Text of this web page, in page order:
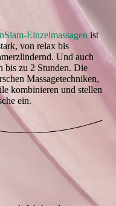
Einzelmassagenist
von relax bis
Und auch
zu 2 Stunden. Die
Massagetechniken,
kombinieren und stellen
ein.